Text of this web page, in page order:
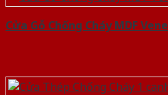
Cửa Gỗ Chống Cháy MDF